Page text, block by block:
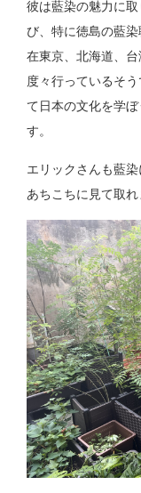
彼は藍染の魅力に
び、特に徳島の藍
在東京、北海道、
度々行っているそ
て日本の文化を学
す。
エリックさんも藍
あちこちに見て取れ